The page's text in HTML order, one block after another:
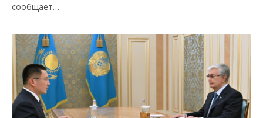
сообщает…